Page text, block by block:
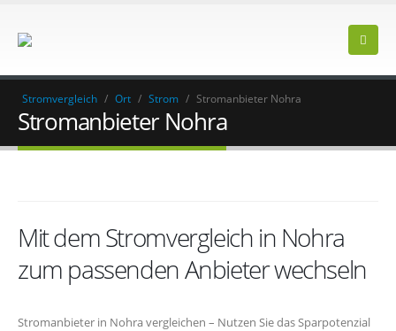
Stromvergleich / Ort / Strom / Stromanbieter Nohra
Stromanbieter Nohra
Mit dem Stromvergleich in Nohra
zum passenden Anbieter wechseln
Stromanbieter in Nohra vergleichen – Nutzen Sie das Sparpotenzial